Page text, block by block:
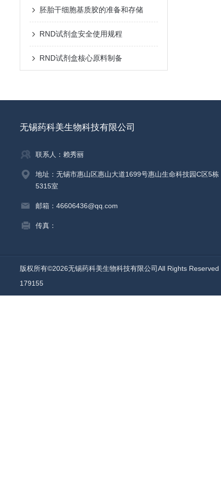
胚胎干细胞基质胶的准备和存储
RND试剂盒安全使用规程
RND试剂盒核心原料制备
无锡药科美生物科技有限公司
联系人：赖秀丽
地址：无锡市惠山区惠山大道1699号惠山生命科技园C区5栋
5315室
邮箱：46606436@qq.com
传真：
版权所有©2026无锡药科美生物科技有限公司All Rights
179155